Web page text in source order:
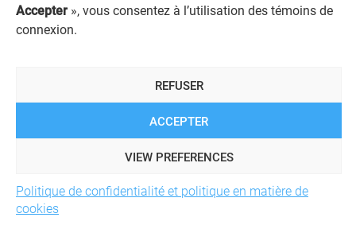
Accepter », vous consentez à l’utilisation des témoins de
connexion.
ACCEPTER
REFUSER
VIEW PREFERENCES
Politique de confidentialité et politique en matière de
cookies
AVIS JURIDIQUE GÉNÉRAL
POLITIQUE DE TRAITEMENT DES PLAINTES
REGISTRE DES CONFLITS D'INTÉRÊTS
© 2026 Société de services financiers Fonds FMOQ inc.
droits réservés.